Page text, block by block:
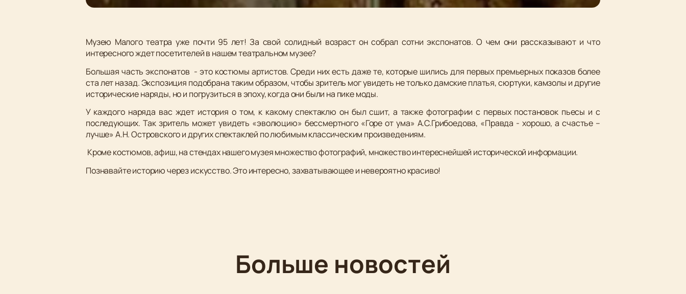
Музею Малого театра уже почти 95 лет! За свой солидный возраст он собрал сотни экспонатов. О чем они рассказывают и что
интересного ждет посетителей в нашем театральном музее?
Большая часть экспонатов - это костюмы артистов. Среди них есть даже те, которые шились для первых премьерных показов более
ста лет назад. Экспозиция подобрана таким образом, чтобы зритель мог увидеть не только дамские платья, сюртуки, камзолы и другие
исторические наряды, но и погрузиться в эпоху, когда они были на пике моды.
У каждого наряда вас ждет история о том, к какому спектаклю он был сшит, а также фотографии с первых постановок пьесы и с
последующих. Так зритель может увидеть «эволюцию» бессмертного «Горе от ума» А.С.Грибоедова, «Правда - хорошо, а счастье –
лучше» А.Н. Островского и других спектаклей по любимым классическим произведениям.
Кроме костюмов, афиш, на стендах нашего музея множество фотографий, множество интереснейшей исторической информации.
Познавайте историю через искусство. Это интересно, захватывающее и невероятно красиво!
Больше новостей